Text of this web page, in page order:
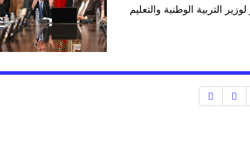
التربية الوطنية والتعليم